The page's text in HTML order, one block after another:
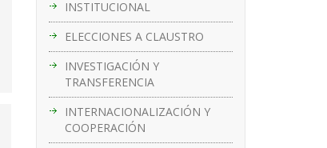
INSTITUCIONAL
ELECCIONES A CLAUSTRO
INVESTIGACIÓN Y
TRANSFERENCIA
INTERNACIONALIZACIÓN Y
COOPERACIÓN